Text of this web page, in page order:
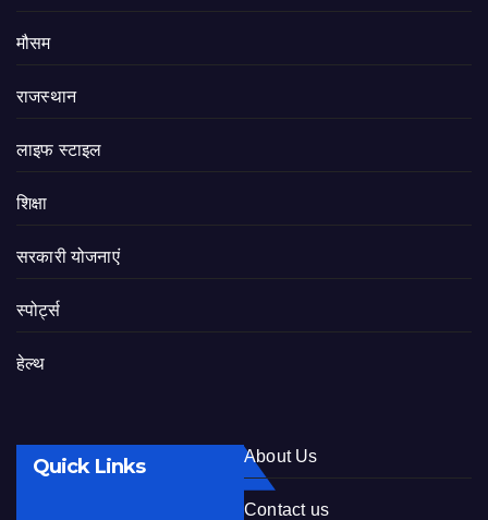
मौसम
राजस्थान
लाइफ स्टाइल
शिक्षा
सरकारी योजनाएं
स्पोर्ट्स
हेल्थ
Quick Links About Us
Contact us